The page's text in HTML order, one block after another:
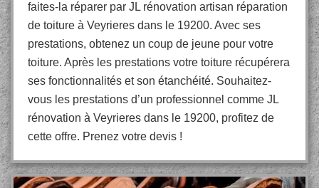
faites-la réparer par JL rénovation artisan réparation
de toiture à Veyrieres dans le 19200. Avec ses
prestations, obtenez un coup de jeune pour votre
toiture. Après les prestations votre toiture récupérera
ses fonctionnalités et son étanchéité. Souhaitez-
vous les prestations d’un professionnel comme JL
rénovation à Veyrieres dans le 19200, profitez de
cette offre. Prenez votre devis !